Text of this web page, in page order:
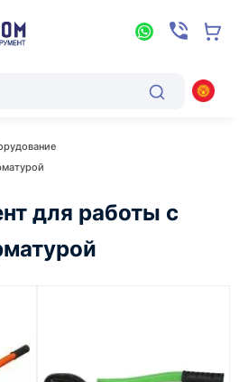
для работы с